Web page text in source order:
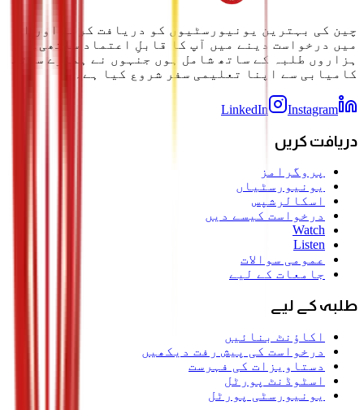
چین کی بہترین یونیورسٹیوں کو دریافت کرنے اور ان
میں درخواست دینے میں آپ کا قابلِ اعتماد ساتھی۔
ہزاروں طلبہ کے ساتھ شامل ہوں جنہوں نے ہمارے ساتھ
کامیابی سے اپنا تعلیمی سفر شروع کیا ہے۔
LinkedIn Instagram
دریافت کریں
پروگرامز
یونیورسٹیاں
اسکالرشپس
درخواست کیسے دیں
Watch
Listen
عمومی سوالات
جامعات کے لیے
طلبہ کے لیے
اکاؤنٹ بنائیں
درخواست کی پیش رفت دیکھیں
دستاویزات کی فہرست
اسٹوڈنٹ پورٹل
یونیورسٹی پورٹل